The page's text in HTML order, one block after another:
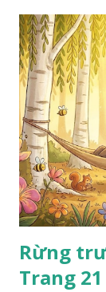
Rừng
Trang 21